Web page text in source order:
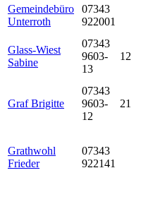
Gemeindebüro
Unterroth
07343
922001
Glass-Wiest
Sabine
07343
9603-
13
12
Graf Brigitte
07343
9603-
12
21
Grathwohl
Frieder
07343
922141